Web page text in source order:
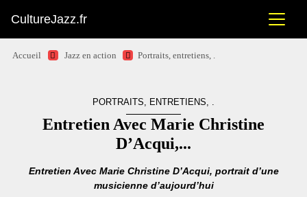
CultureJazz.fr
Accueil Jazz en action Portraits, entretiens, .
PORTRAITS, ENTRETIENS, .
Entretien Avec Marie Christine
D’Acqui,...
Entretien Avec Marie Christine D’Acqui, portrait d’une
musicienne d’aujourd’hui